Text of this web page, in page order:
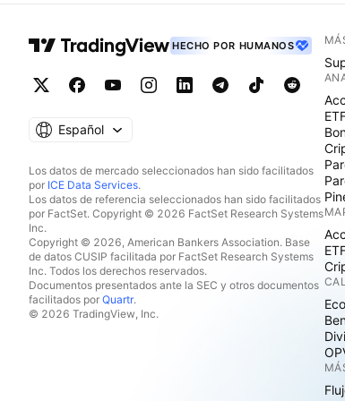
HECHO POR HUMANOS
Español
Los datos de mercado seleccionados han sido facilitados
por ICE Data Services.
Los datos de referencia seleccionados han sido facilitados
por FactSet. Copyright © 2026 FactSet Research Systems
Inc.
Copyright © 2026, American Bankers Association. Base
de datos CUSIP facilitada por FactSet Research Systems
Inc. Todos los derechos reservados.
Documentos presentados ante la SEC y otros documentos
facilitados por Quartr.
© 2026 TradingView, Inc.